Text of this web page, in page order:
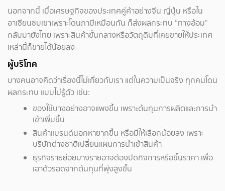
นอกจากนี้ เมื่อเศรษฐกิจของประเทศคู่ค้าอย่างจีน ญี่ปุ่น หรือใน
อาเซียนซบเซาเพราะโดนภาษีเหมือนกัน ก็ส่งผลกระทบ “ทางอ้อม”
กลับมายังไทย เพราะสินค้าขั้นกลางหรือวัตถุดิบที่เคยขายให้ประเทศ
เหล่านี้ก็ขายได้น้อยลง
ผู้บริโภค
บางคนอาจคิดว่าเรื่องนี้ไม่เกี่ยวกับเรา แต่ในความเป็นจริง ทุกคนโดน
ผลกระทบ แบบไม่รู้ตัว เช่น:
ของใช้บางอย่างอาจแพงขึ้น เพราะต้นทุนการผลิตและการนำ
เข้าเพิ่มขึ้น
สินค้าแบรนด์นอกหายากขึ้น หรือมีให้เลือกน้อยลง เพราะ
บริษัทต่างชาติเปลี่ยนแผนการนำเข้าสินค้า
ธุรกิจรายย่อยบางรายอาจต้องปิดกิจการหรือขึ้นราคา เพื่อ
เอาตัวรอดจากต้นทุนที่พุ่งสูงขึ้น